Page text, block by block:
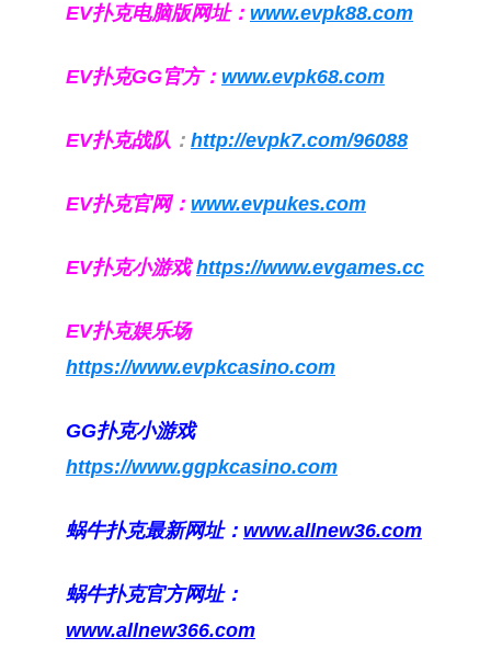
EV扑克电脑版网址： www.evpk88.com
EV扑克GG官方： www.evpk68.com
EV扑克战队 ： http://evpk7.com/96088
EV扑克官网： www.evpukes.com
EV扑克小游戏https://www.evgames.cc
EV扑克娱乐场
https://www.evpkcasino.com
GG扑克小游戏
https://www.ggpkcasino.com
蜗牛扑克最新网址： www.allnew36.com
蜗牛扑克官方网址：
www.allnew366.com